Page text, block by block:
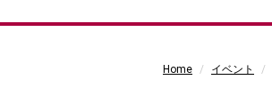
Home イベント